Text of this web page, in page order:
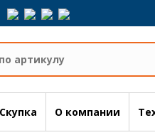
Скупка О компании